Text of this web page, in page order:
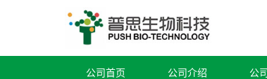
公司首页 公司介绍 公